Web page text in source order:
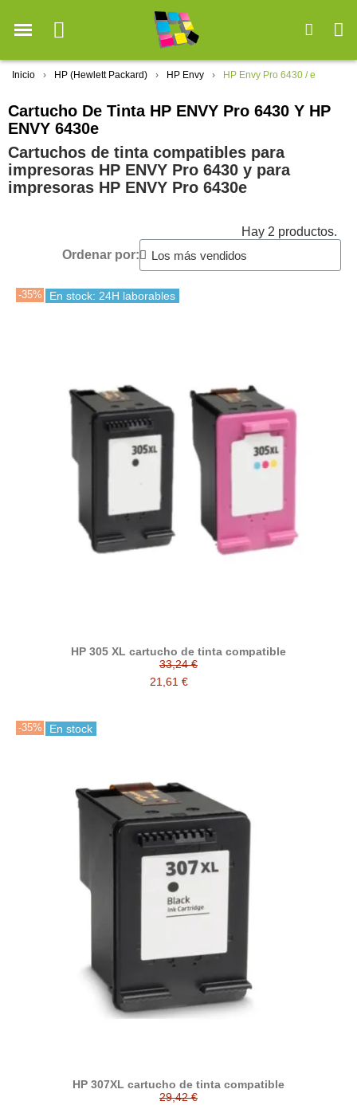
Inicio HP (Hewlett Packard) HP Envy HP Envy Pro 6430 / e
Cartucho De Tinta HP ENVY Pro 6430 Y HP
ENVY 6430e
Cartuchos de tinta compatibles para
impresoras HP ENVY Pro 6430 y para
impresoras HP ENVY Pro 6430e
Hay 2 productos.
Ordenar por:
-35% En stock: 24H laborables
HP 305 XL cartucho de tinta compatible
33,24 €
21,61 €
-35% En stock
HP 307XL cartucho de tinta compatible
29,42 €